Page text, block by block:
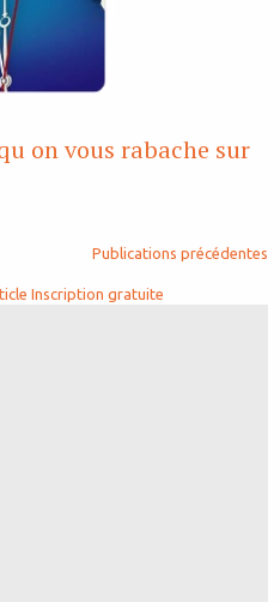
on vous rabache sur
Publications précédentes
Inscription gratuite